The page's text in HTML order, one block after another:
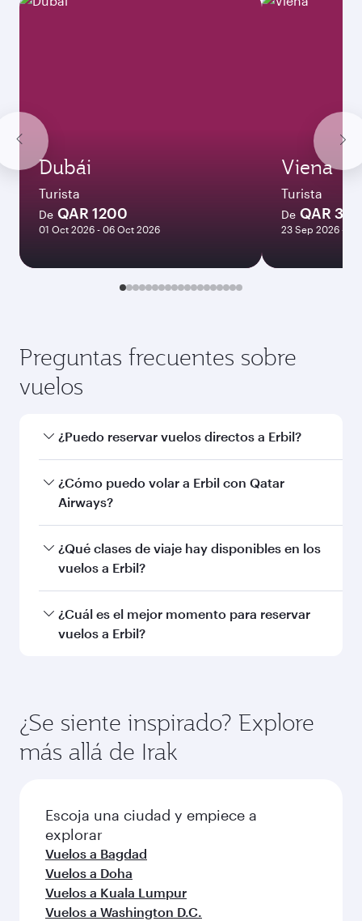
Diciembre
Enero
Buscar vuelos
También podría interesarle...
Turista
De QAR 1200
01 Oct 2026 - 06 Oct 2026
De QAR
Preguntas frecuentes sobre
vuelos